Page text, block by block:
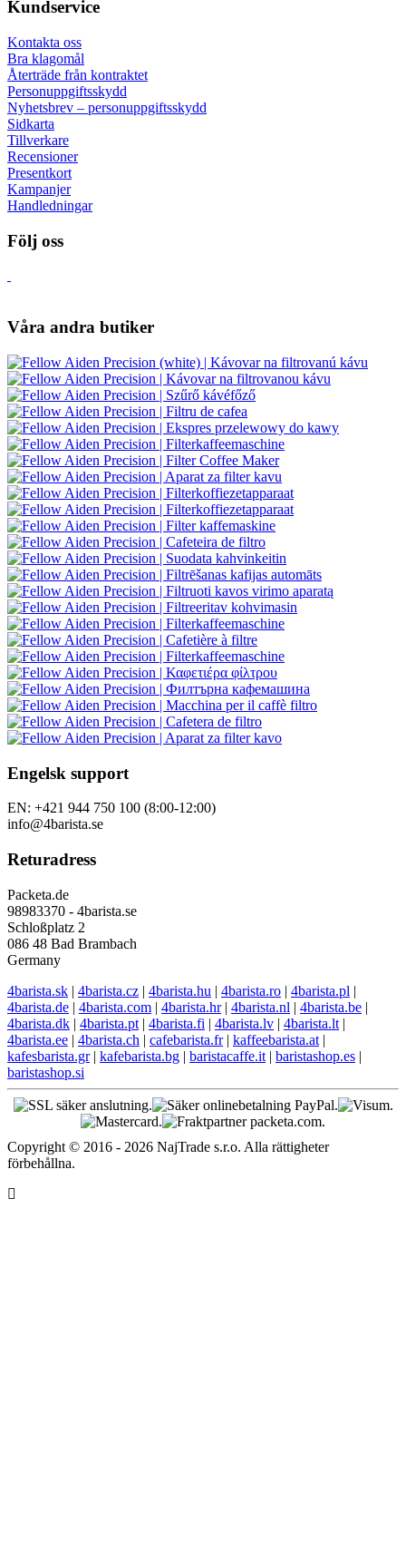
Kundservice
Kontakta oss
Bra klagomål
Återträde från kontraktet
Personuppgiftsskydd
Nyhetsbrev – personuppgiftsskydd
Sidkarta
Tillverkare
Recensioner
Presentkort
Kampanjer
Handledningar
Följ oss
Våra andra butiker
Engelsk support
EN: +421 944 750 100 (8:00-12:00)
info@4barista.se
Returadress
Packeta.de
98983370 - 4barista.se
Schloßplatz 2
086 48 Bad Brambach
Germany
4barista.sk | 4barista.cz | 4barista.hu | 4barista.ro | 4barista.pl |
4barista.de | 4barista.com | 4barista.hr| 4barista.nl | 4barista.be |
4barista.dk | 4barista.pt | 4barista.fi | 4barista.lv | 4barista.lt |
4barista.ee | 4barista.ch | cafebarista.fr| kaffeebarista.at |
kafesbarista.gr| kafebarista.bg | baristacaffe.it | baristashop.es |
baristashop.si
Copyright © 2016 - 2026 NajTrade s.r.o. Alla rättigheter
förbehållna.